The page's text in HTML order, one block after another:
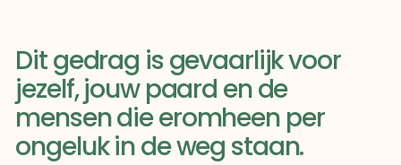
Dit gedrag is gevaarlijk voor
jezelf, jouw paard en de
mensen die eromheen per
ongeluk in de weg staan.